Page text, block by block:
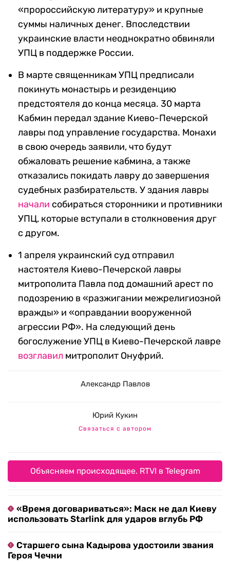
«пророссийскую литературу» и крупные
суммы наличных денег. Впоследствии
украинские власти неоднократно обвиняли
УПЦ в поддержке России.
В марте священникам УПЦ предписали
покинуть монастырь и резиденцию
предстоятеля до конца месяца. 30 марта
Кабмин передал здание Киево-Печерской
лавры под управление государства. Монахи
в свою очередь заявили, что будут
обжаловать решение кабмина, а также
отказались покидать лавру до завершения
судебных разбирательств. У здания лавры
начали собираться сторонники и противники
УПЦ, которые вступали в столкновения друг
с другом.
1 апреля украинский суд отправил
настоятеля Киево-Печерской лавры
митрополита Павла под домашний арест по
подозрению в «разжигании межрелигиозной
вражды» и «оправдании вооруженной
агрессии РФ». На следующий день
богослужение УПЦ в Киево-Печерской лавре
возглавил митрополит Онуфрий.
Александр Павлов
Юрий Кукин
Связаться с автором
Объясняем происходящее. RTVI в Telegram
«Время договариваться»: Маск не дал Киеву
использовать Starlink для ударов вглубь РФ
Старшего сына Кадырова удостоили звания
Героя Чечни